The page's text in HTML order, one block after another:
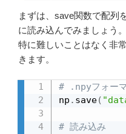
まずは、save関数で配列
に読み込んでみましょう。
特に難しいことはなく非
きます。
# .npyフォー
np . save(
# 読み込み